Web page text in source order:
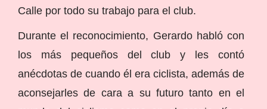
Calle por todo su trabajo para el club.
Durante el reconocimiento, Gerardo habló con
los más pequeños del club y les contó
anécdotas de cuando él era ciclista, además de
aconsejarles de cara a su futuro tanto en el